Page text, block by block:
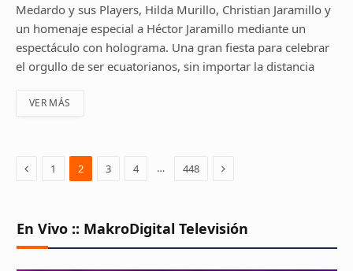
Medardo y sus Players, Hilda Murillo, Christian Jaramillo y
un homenaje especial a Héctor Jaramillo mediante un
espectáculo con holograma. Una gran fiesta para celebrar
el orgullo de ser ecuatorianos, sin importar la distancia
VER MÁS
Previous
1 2 3 4 … 448 Next
En Vivo :: MakroDigital Televisión